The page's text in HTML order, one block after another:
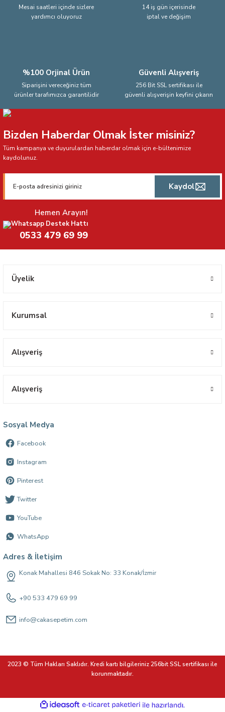
Mesai saatleri içinde sizlere
yardımcı oluyoruz
14 iş gün içerisinde
iptal ve değişim
%100 Orjinal Ürün
Siparişini vereceğiniz tüm
ürünler tarafımızca garantilidir
Güvenli Alışveriş
256 Bit SSL sertifikası ile
güvenli alışverişin keyfini çıkarın
Bizden Haberdar Olmak İster misiniz?
Tüm kampanya ve duyurulardan haberdar olmak için e-bültenimize
kaydolunuz.
Kaydol
Hemen Arayın!
Whatsapp Destek Hattı
0533 479 69 99
Üyelik
Kurumsal
Alışveriş
Alışveriş
Sosyal Medya
Facebook
Instagram
Pinterest
Twitter
YouTube
WhatsApp
Adres & İletişim
Konak Mahallesi 846 Sokak No: 33 Konak/İzmir
+90 533 479 69 99
info@cakasepetim.com
2023 © Tüm Hakları Saklıdır. Kredi kartı bilgileriniz 256bit SSL sertifikası ile
korunmaktadır.
ideasoft
e-